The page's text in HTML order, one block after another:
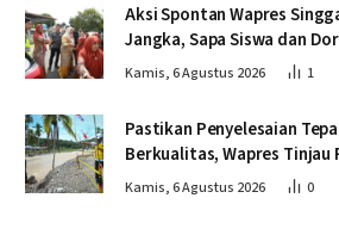
Aksi Spontan Wapres
Jangka, Sapa Siswa dan
Sekolah
Kamis, 6 Agustus 2026 1
Pastikan Penyelesaian
Berkualitas, Wapres Tinjau
Jembatan Lumut
Kamis, 6 Agustus 2026 0